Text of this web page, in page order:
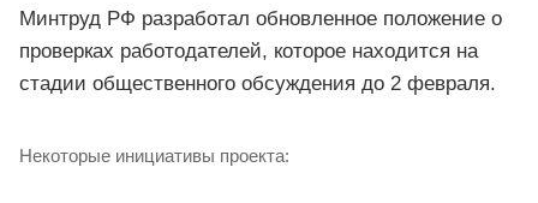
Минтруд РФ разработал обновленное положение о
проверках работодателей, которое находится на
стадии общественного обсуждения до 2 февраля.
Некоторые инициативы проекта: